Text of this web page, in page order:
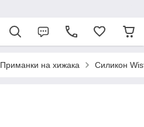
Приманки на хижака Силикон